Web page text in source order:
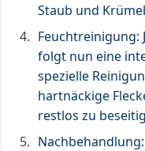
Staub und
Feuchtreinigung:
folgt nun eine
spezielle
hartnäckige
restlos zu